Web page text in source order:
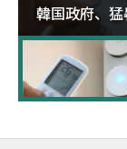
韓国政府、
に需給対応